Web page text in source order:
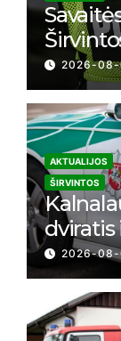
2026-
AKTUALIJOS
ŠIRVINTOS
dviratis
2026-